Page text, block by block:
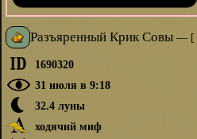
Разъяренный Крик Совы— [
1690320
31 июля в 9:18
32.4 луны
ходячий миф